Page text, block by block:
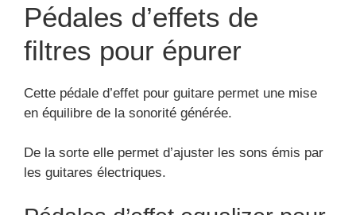
Pédales d’effets de
filtres pour épurer
Cette pédale d’effet pour guitare permet une mise
en équilibre de la sonorité générée.
De la sorte elle permet d’ajuster les sons émis par
les guitares électriques.